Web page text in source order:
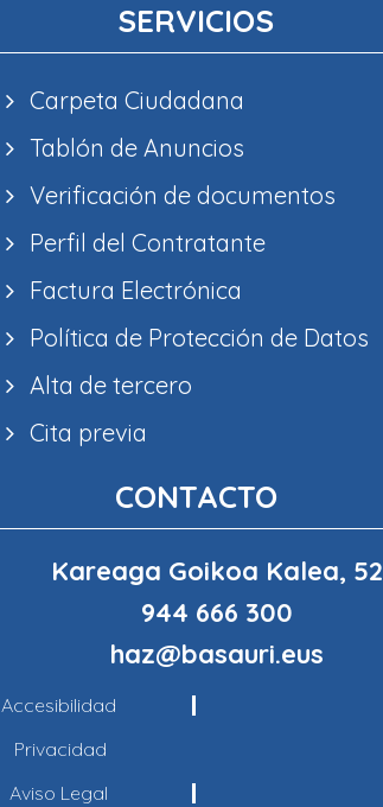
SERVICIOS
Carpeta Ciudadana
Tablón de Anuncios
Verificación de documentos
Perfil del Contratante
Factura Electrónica
Política de Protección de Datos
Alta de tercero
Cita previa
CONTACTO
Kareaga Goikoa Kalea, 52
944 666 300
haz@basauri.eus
Accesibilidad
Privacidad
Aviso Legal